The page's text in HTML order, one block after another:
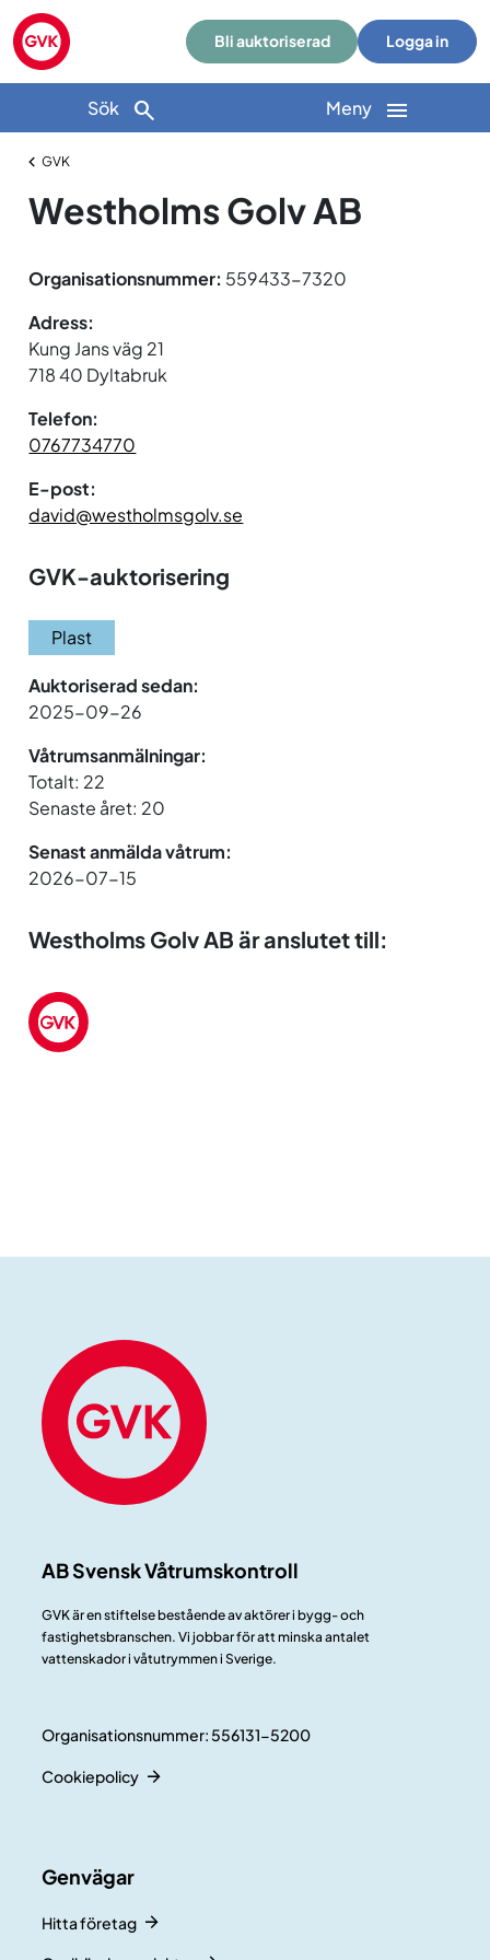
Bli auktoriserad Logga in
Sök Meny
GVK
Westholms Golv AB
Organisationsnummer: 559433-7320
Adress:
Kung Jans väg 21
718 40 Dyltabruk
Telefon:
0767734770
E-post:
david@westholmsgolv.se
GVK-auktorisering
Plast
Auktoriserad sedan:
2025-09-26
Våtrumsanmälningar:
Totalt: 22
Senaste året: 20
Senast anmälda våtrum:
2026-07-15
Westholms Golv AB är anslutet till:
AB Svensk Våtrumskontroll
GVK är en stiftelse bestående av aktörer i bygg- och
fastighetsbranschen. Vi jobbar för att minska antalet
vattenskador i våtutrymmen i Sverige.
Organisationsnummer: 556131-5200
Cookiepolicy
Genvägar
Hitta företag